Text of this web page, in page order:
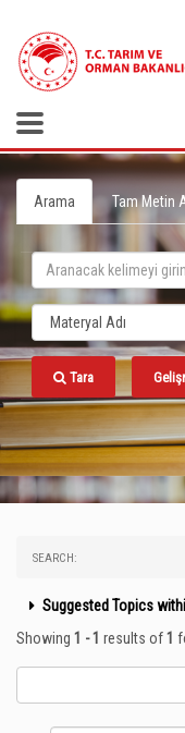
Arama Tam Metin
Tara
SEARCH:
Suggested Topics
Showing 1 - 1 results of1